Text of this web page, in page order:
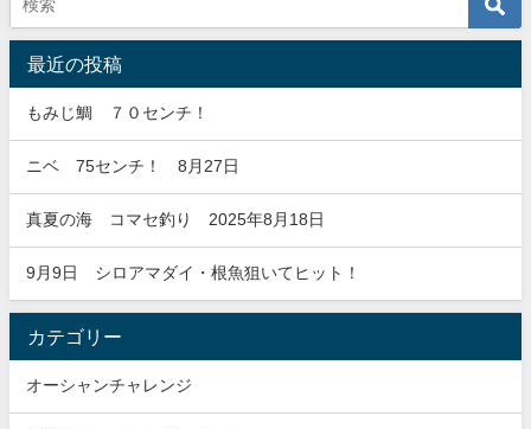
最近の投稿
もみじ鯛 ７０センチ！
ニベ 75センチ！ 8月27日
真夏の海 コマセ釣り 2025年8月18日
9月9日 シロアマダイ・根魚狙いてヒット！
カテゴリー
オーシャンチャレンジ